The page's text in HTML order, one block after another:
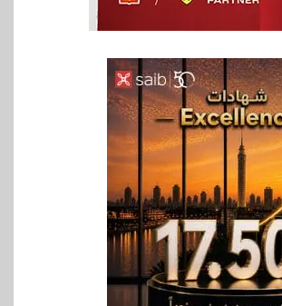
اخبار
حماقي يشعل سعادة ساحل في
رأس الحكمة.. وبوسي مفاجأة
الحفل
اقتصاد
وزيرا التخطيط والبترول يبحثان
جهود تحقيق أمن الطاقة